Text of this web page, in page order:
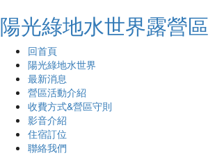
陽光綠地水世界露營區
回首頁
陽光綠地水世界
最新消息
營區活動介紹
收費方式&營區守則
影音介紹
住宿訂位
聯絡我們